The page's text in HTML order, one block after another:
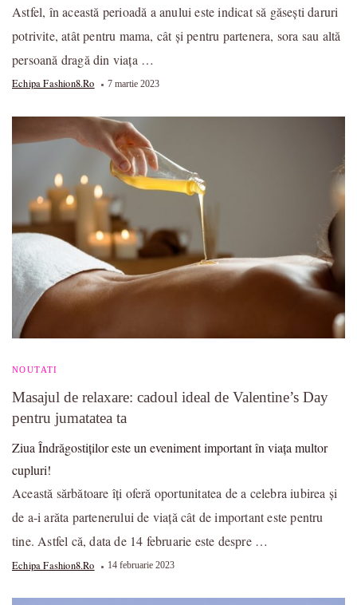
Astfel, în această perioadă a anului este indicat să găsești daruri
potrivite, atât pentru mama, cât și pentru partenera, sora sau altă
persoană dragă din viața …
Echipa Fashion8.ro 7 martie 2023
NOUTATI
Masajul de relaxare: cadoul ideal de Valentine’s Day
pentru jumatatea ta
Ziua Îndrăgostiților este un eveniment important în viața multor
cupluri!
Această sărbătoare îți oferă oportunitatea de a celebra iubirea și
de a-i arăta partenerului de viață cât de important este pentru
tine. Astfel că, data de 14 februarie este despre …
Echipa Fashion8.ro 14 februarie 2023